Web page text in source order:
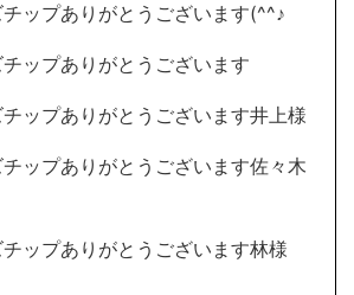
ップありがとうございます(^^♪
ップありがとうございます
ップありがとうございます井上様
ップありがとうございます佐々木
ップありがとうございます林様